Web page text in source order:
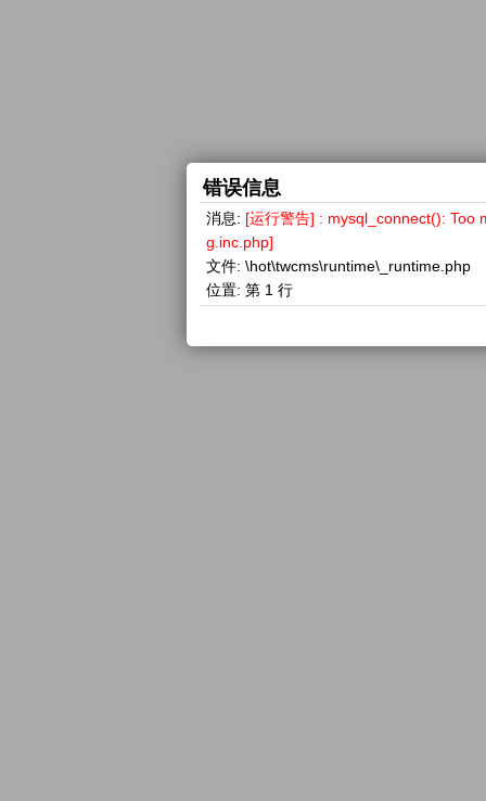
错误信息
消息: [运行警告] : mysql_connect(): Too
g.inc.php]
文件: \hot\twcms\runtime\_runtime.php
位置: 第 1 行